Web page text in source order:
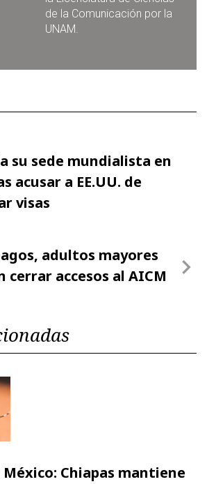
de la Comunicación por la
UNAM.
su sede mundialista en
acusar a EE.UU. de
visas
adultos mayores
cerrar accesos al AICM
Chiapas mantiene